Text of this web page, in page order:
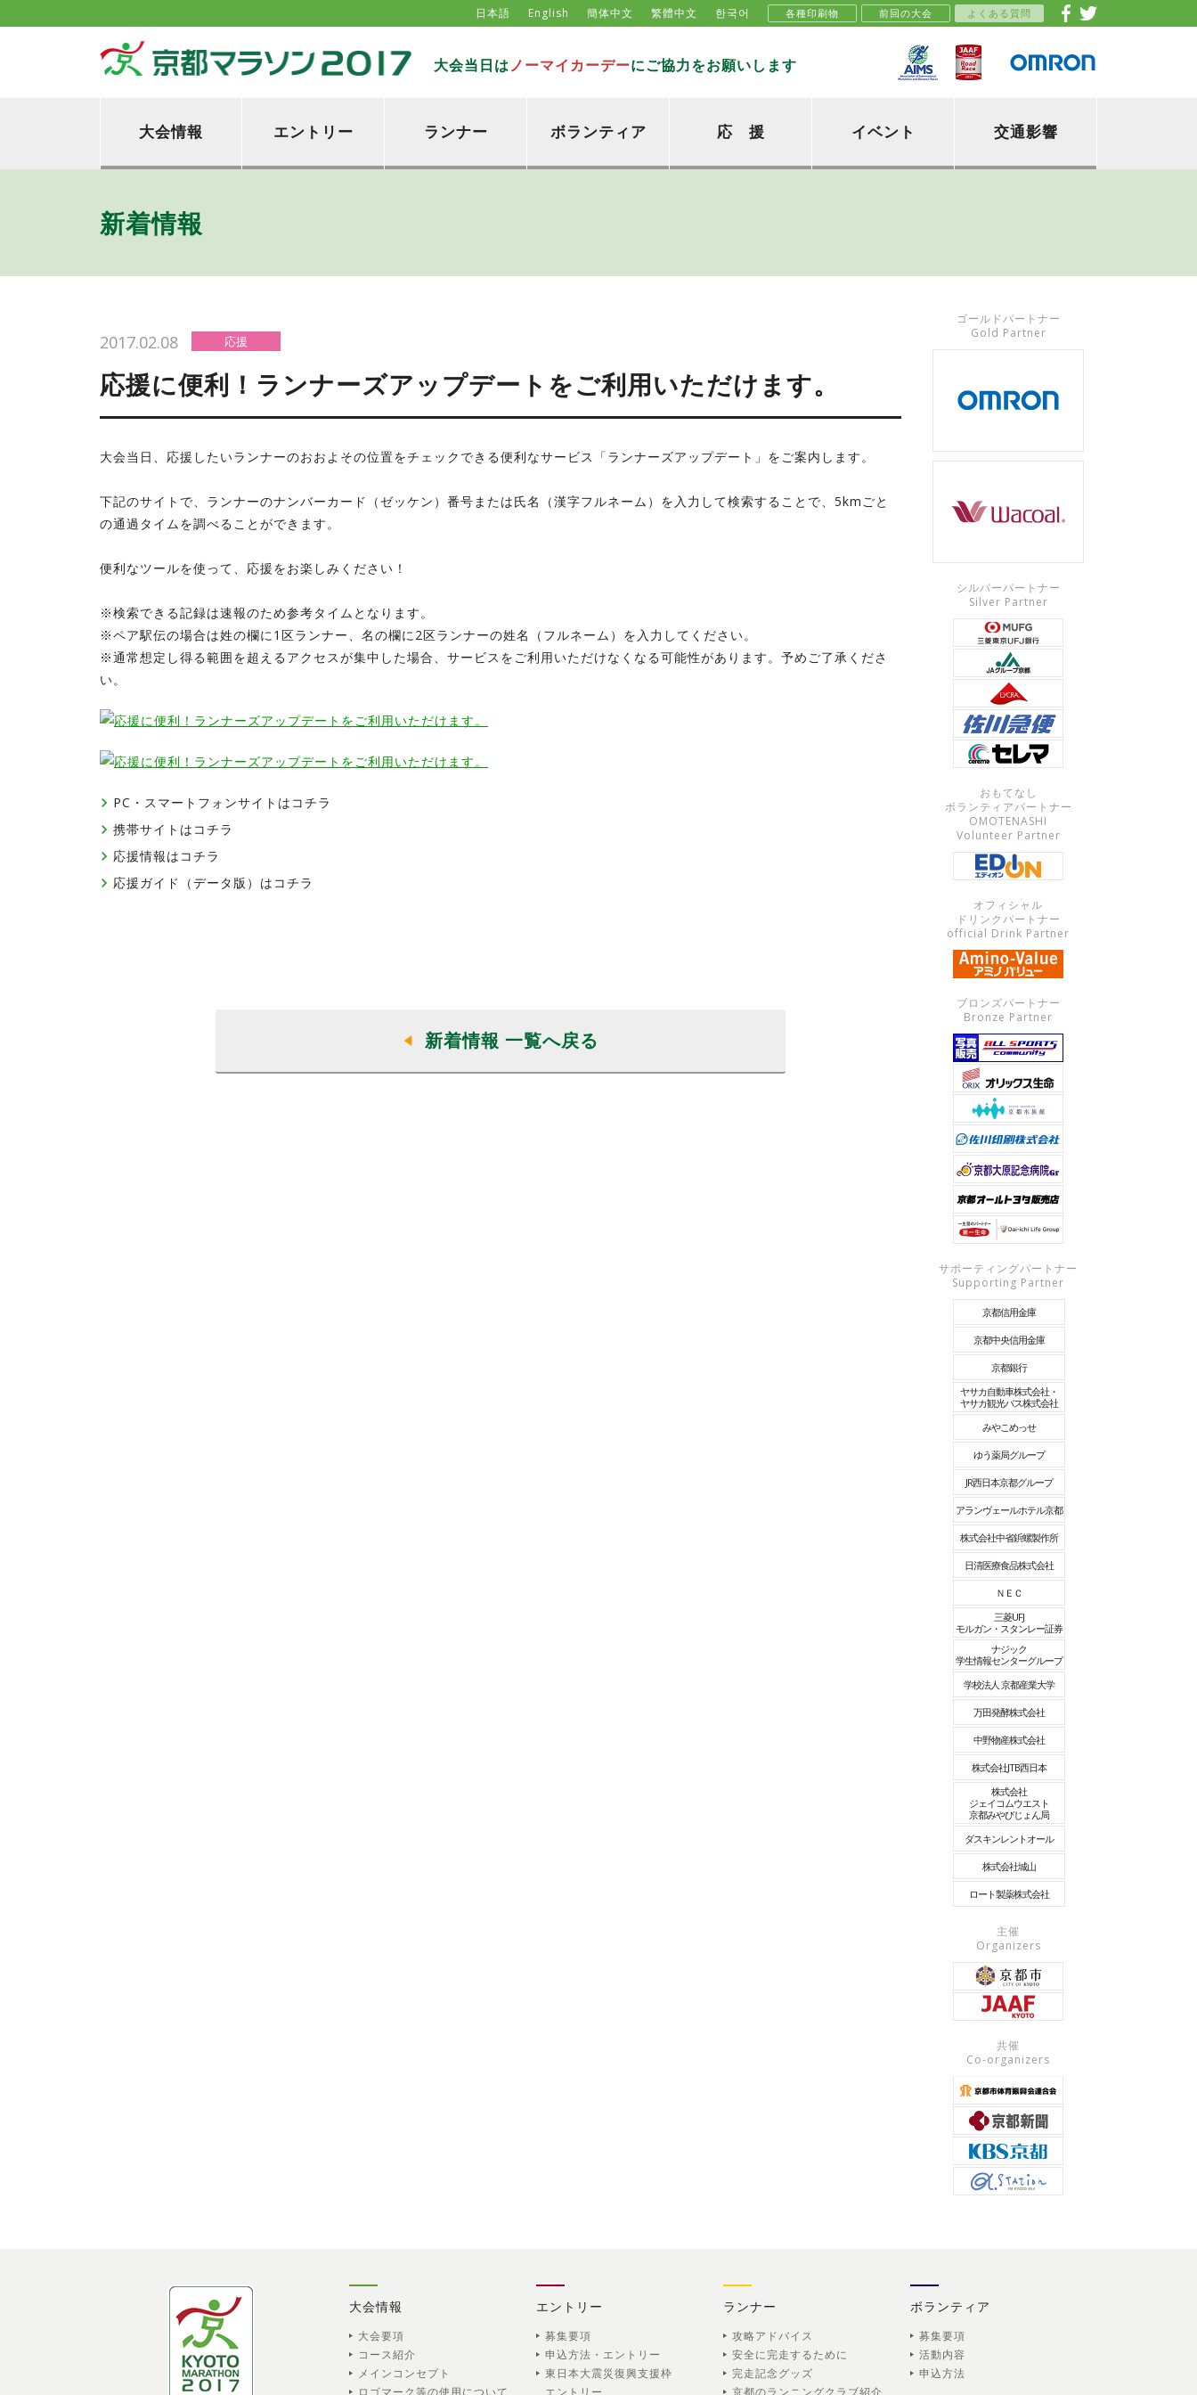
大会当日はノーマイカーデーにご協力をお願いします
各種印刷物 前回の大会 よくある質問
日本語 English 簡体中文 繁體中文 한국어
大会情報 エントリー ランナー ボランティア 応 援 イベント 交通影響
新着情報
2017.02.08 応援
応援に便利！ランナーズアップデートをご利用いただけます。
大会当日、応援したいランナーのおおよその位置をチェックできる便利なサービス「ランナーズアップデート」をご案内します。
下記のサイトで、ランナーのナンバーカード（ゼッケン）番号または氏名（漢字フルネーム）を入力して検索することで、5kmごと
の通過タイムを調べることができます。
便利なツールを使って、応援をお楽しみください！
※検索できる記録は速報のため参考タイムとなります。
※ペア駅伝の場合は姓の欄に1区ランナー、名の欄に2区ランナーの姓名（フルネーム）を入力してください。
※通常想定し得る範囲を超えるアクセスが集中した場合、サービスをご利用いただけなくなる可能性があります。予めご了承くださ
い。
PC・スマートフォンサイトはコチラ
携帯サイトはコチラ
応援情報はコチラ
応援ガイド（データ版）はコチラ
新着情報 一覧へ戻る
ゴールドパートナー
Gold Partner
シルバーパートナー
Silver Partner
おもてなし
ボランティアパートナー
OMOTENASHI
Volunteer Partner
オフィシャル
ドリンクパートナー
official Drink Partner
ブロンズパートナー
Bronze Partner
サポーティングパートナー
Supporting Partner
京都信用金庫
京都中央信用金庫
京都銀行
ヤサカ自動車株式会社・
ヤサカ観光バス株式会社
みやこめっせ
ゆう薬局グループ
JR西日本京都グループ
アランヴェールホテル京都
株式会社中省鋲螺製作所
日清医療食品株式会社
ＮＥＣ
三菱UFJ
モルガン・スタンレー証券
ナジック
学生情報センターグループ
学校法人 京都産業大学
万田発酵株式会社
中野物産株式会社
株式会社JTB西日本
株式会社
ジェイコムウエスト
京都みやびじょん局
ダスキンレントオール
株式会社城山
ロート製薬株式会社
主催
Organizers
共催
Co-organizers
大会情報
大会要項
コース紹介
メインコンセプト
エントリー
募集要項
申込方法・エントリー
東日本大震災復興支援枠
ランナー
攻略アドバイス
安全に完走するために
完走記念グッズ
ボランティア
募集要項
活動内容
申込方法